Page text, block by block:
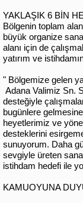
YAKLAŞIK 6 BİN
Bölgenin toplam
büyük organize
alanı için de
yatırım ve
" Bölgemize gelen
Adana Valimiz Sn.
desteğiyle
bugünlere
heyetlerimiz ve
desteklerini
sunuyorum. Daha
sevgiyle üreten
istihdam hedefi ile
KAMUOYUNA